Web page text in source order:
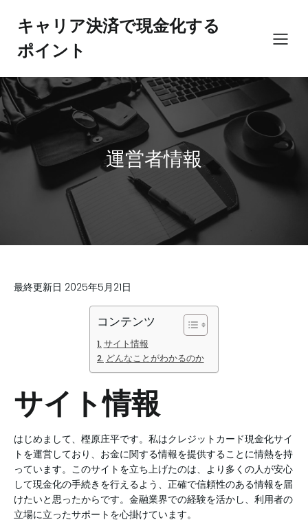
へ
ス
キ
ッ
プ
キャリア決済で現金化する
ポイント
運営者情報
最終更新日 2025年5月21日
コンテンツ
サイト情報
どんなことがわかるのか
サイト情報
はじめまして、樫原庄平です。私はクレジットカード現金化サイ
トを運営しており、お金に関する情報を提供することに情熱を持
っています。このサイトを立ち上げたのは、より多くの人が安心
して現金化の手続きを行えるよう、正確で信頼性のある情報を届
けたいと思ったからです。金融業界での経験を活かし、利用者の
立場に立ったサポートを心掛けています。